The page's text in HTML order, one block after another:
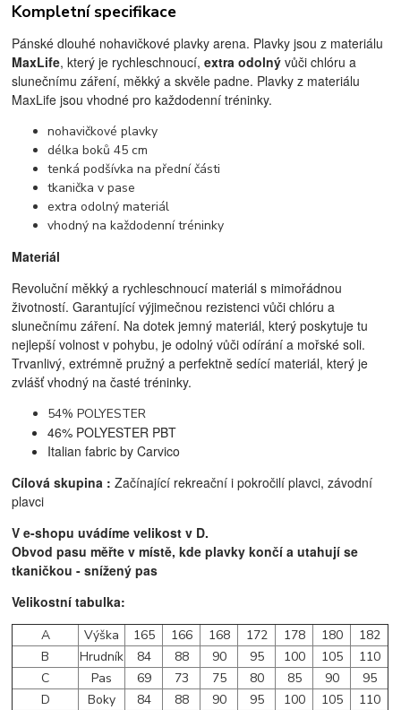
Kompletní specifikace
Pánské dlouhé nohavičkové plavky arena. Plavky jsou z materiálu
MaxLife, který je rychleschnoucí,extra odolný vůči chlóru a
slunečnímu záření, měkký a skvěle padne. Plavky z materiálu
MaxLife jsou vhodné pro každodenní tréninky.
nohavičkové plavky
délka boků 45 cm
tenká podšívka na přední části
tkanička v pase
extra odolný materiál
vhodný na každodenní tréninky
Materiál
Revoluční měkký a rychleschnoucí materiál s mimořádnou
životností. Garantující výjimečnou rezistenci vůči chlóru a
slunečnímu záření. Na dotek jemný materiál, který poskytuje tu
nejlepší volnost v pohybu, je odolný vůči odírání a mořské soli.
Trvanlivý, extrémně pružný a perfektně sedící materiál, který je
zvlášť vhodný na časté tréninky.
54% POLYESTER
46% POLYESTER PBT
Italian fabric by Carvico
Cílová skupina :Začínající rekreační i pokročilí plavci, závodní
plavci
V e-shopu uvádíme velikost v D.
Obvod pasu měřte v místě, kde plavky končí a utahují se
tkaničkou - snížený pas
Velikostní tabulka:
A Výška 165 166 168 172 178 180
182
B
Hrudník 84 88 90 95 100 105
110
C
Pas 69 73 75 80 85 90
95
D
Boky 84 88 90 95 100 105
110